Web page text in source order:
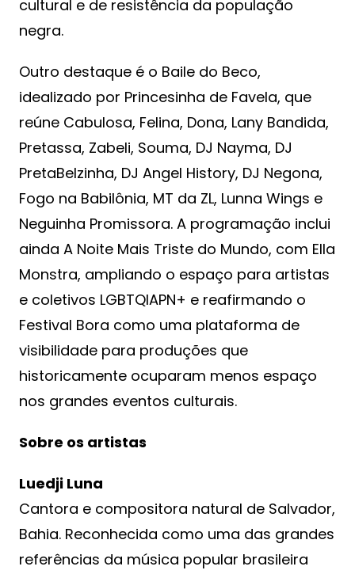
cultural e de resistência da população
negra.
Outro destaque é o Baile do Beco,
idealizado por Princesinha de Favela, que
reúne Cabulosa, Felina, Dona, Lany Bandida,
Pretassa, Zabeli, Souma, DJ Nayma, DJ
PretaBelzinha, DJ Angel History, DJ Negona,
Fogo na Babilônia, MT da ZL, Lunna Wings e
Neguinha Promissora. A programação inclui
ainda A Noite Mais Triste do Mundo, com Ella
Monstra, ampliando o espaço para artistas
e coletivos LGBTQIAPN+ e reafirmando o
Festival Bora como uma plataforma de
visibilidade para produções que
historicamente ocuparam menos espaço
nos grandes eventos culturais.
Sobre os artistas
Luedji Luna
Cantora e compositora natural de Salvador,
Bahia. Reconhecida como uma das grandes
referências da música popular brasileira